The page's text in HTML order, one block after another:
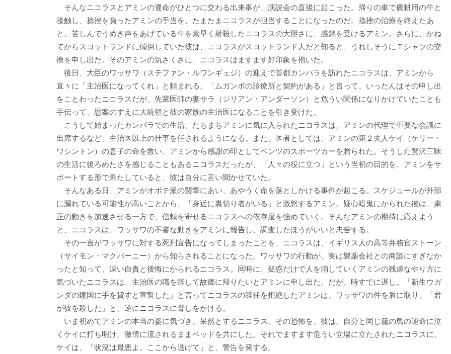
そんなニコラスとアミンの運命がひとつに交わる出来事が、演説会の直後に起こった。帰りの車で農耕用の牛と
接触し、捻挫を負ったアミンの手当を、たまたまニコラスが担当することになったのだ。捻挫の治療を終えたあ
と、苦しんでうめき声をあげている牛を素早く射殺したニコラスの大胆さに、感銘を受けるアミン。さらに、かね
てからスコットランドに傾倒していた彼は、ニコラスがスコットランド人だと知ると、うれしそうにＴシャツの交
換を申し出た。そのアミンの気さくさに、ニコラスはますます好印象を抱いた。
後日、大臣のワッサワ（ステファン・ルワンギェジ）の迎えで首都カンパラを訪れたニコラスは、アミンから
直々に「主治医になってくれ」と頼まれる。「ムガンボの診療所と契約がある」と言って、いったんはその申し出
をことわったニコラスだが、先輩医師の妻サラ（ジリアン・アンダーソン）と危うい関係になりかけていたことも
手伝って、思案のすえに大統領と彼の家族の主治医になることを引き受けた。
こうして始まったカンパラでの生活。たちまちアミンに気に入られたニコラスは、アミンの代理で重要な会議に
出席するなど、主治医以上の仕事を任されるようになる。また、医者としては、アミンの第２夫人ケイ（ケリー・
ワシントン）の息子の命を救い、アミンから感謝の印としてベンツのスポーツカーを贈られた。そうした贅沢三昧
の生活に後ろめたさを感じることもあるニコラスだったが、「人々の役に立つ」という当初の目的を、アミンをサ
ポートする形で果たしていると、彼は自分に言い聞かせていた。
そんなある日、アミンがオボテ派の襲撃にあい、あやうく命を落としかける事件が起こる。スケジュールが外部
に漏れている可能性が高いことから、「身近に裏切り者がいる」と激怒するアミン。疑心暗鬼にかられた彼は、粛
正の動きを加速させる一方で、信頼を寄せるニコラスへの依存度を強めていく。そんなアミンの期待に応えよう
と、ニコラスは、ワッサワの不審な動きをアミンに報告し、調査したほうがいいと忠告する。
その一言がワッサワに対する死刑宣告になってしまったことを、ニコラスは、イギリス人の高等弁務官ストーン
（サイモン・マクバーニー）から知らされることになった。ワッサワの行動が、実は製薬会社との商談にすぎなか
ったと知って、深い自責と後悔にかられるニコラス。同時に、疑惑だけで人を消していくアミンの残虐なやり方に
気づいたニコラスは、主治医の職を辞して故郷に帰りたいとアミンに申し出た。だが、時すでに遅し。「新生ウガ
ンダの建国に手を貸すと宣誓した」と言ってニコラスの辞任を拒絶したアミンは、ワッサワの件を盾に取り、「君
が彼を殺した」と、逆にニコラスに脅しをかける。
いま初めてアミンの本当の姿に気づき、呆然とするニコラス。その恐怖を、彼は、自分と同じ籠の鳥の運命に泣
くケイに打ち明け、激情に流されるままベッドを共にした。それでますます危うい立場に立たされたニコラスに、
ケイは、「状況は最悪よ。ここから逃げて」と、警告を発する。